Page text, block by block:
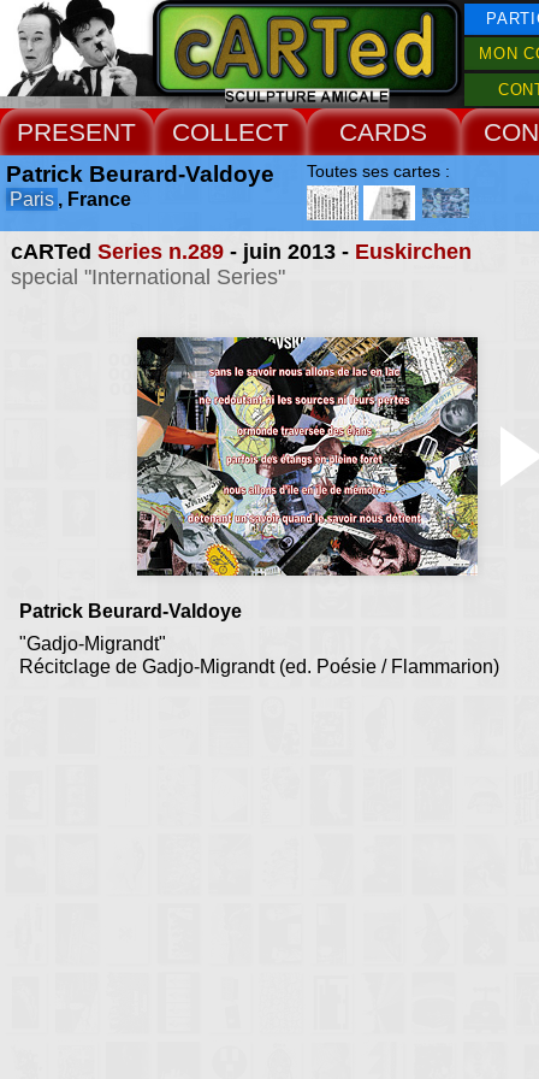
MON
PRESENT COLLECT CARDS
cARTed Series n.289- juin 2013 - Euskirchen
special "International Series"
Patrick Beurard-Valdoye
"Gadjo-Migrandt"
Récitclage de Gadjo-Migrandt (ed. Poésie / Flammarion)
Patrick Beurard-Valdoye
Paris , France
Toutes ses cartes :